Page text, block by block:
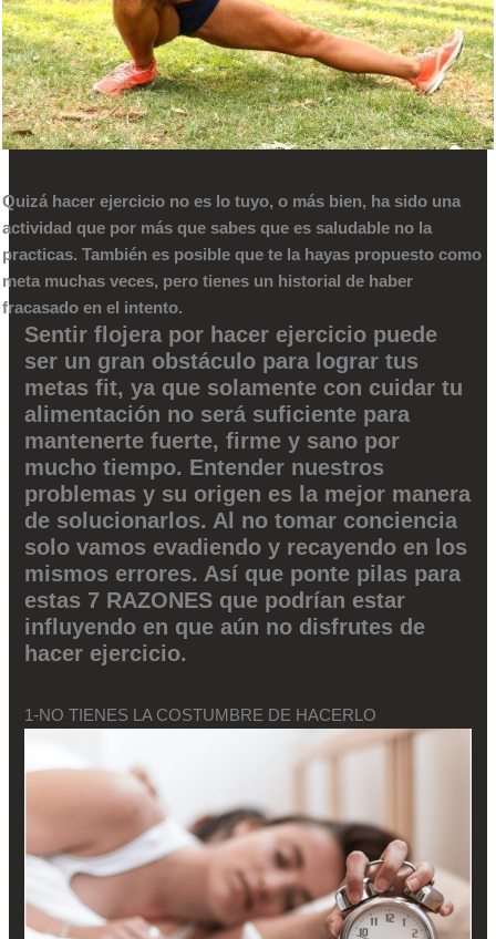
Quizá hacer ejercicio no es lo tuyo, o más bien, ha sido una
actividad que por más que sabes que es saludable no la
practicas. También es posible que te la hayas propuesto como
meta muchas veces, pero tienes un historial de haber
fracasado en el intento.
Sentir flojera por hacer ejercicio puede
ser un gran obstáculo para lograr tus
metas fit, ya que solamente con cuidar tu
alimentación no será suficiente para
mantenerte fuerte, firme y sano por
mucho tiempo. Entender nuestros
problemas y su origen es la mejor manera
de solucionarlos. Al no tomar conciencia
solo vamos evadiendo y recayendo en los
mismos errores. Así que ponte pilas para
estas 7 RAZONES que podrían estar
influyendo en que aún no disfrutes de
hacer ejercicio.
1-NO TIENES LA COSTUMBRE DE HACERLO